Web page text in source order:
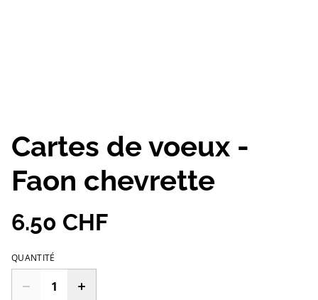
Cartes de voeux -
Faon chevrette
6.50 CHF
QUANTITÉ